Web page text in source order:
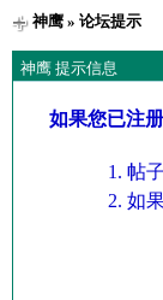
神鹰» 论坛提示
神鹰 提示信息
如果您已注
帖
如